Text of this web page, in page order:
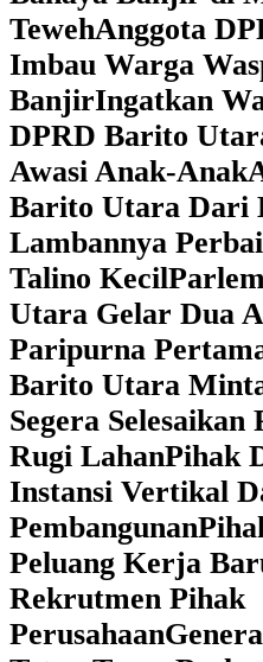
TewehAnggota
Imbau Warga
BanjirIngatkan
DPRD Barito
Awasi Anak-Anak
Barito Utara Dari
Lambannya
Talino Kecil
Utara Gelar Dua
Paripurna
Barito Utara
Segera
Rugi LahanPihak
Instansi Vertikal
Pembangunan
Peluang Kerja
Rekrutmen Pihak
Perusahaan